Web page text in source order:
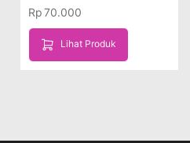
Rp70.000
Lihat Produk